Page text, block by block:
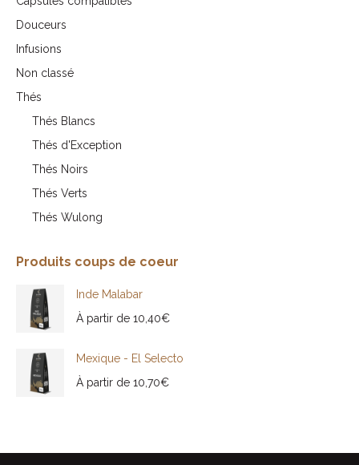
Douceurs
Infusions
Non classé
Thés
Thés Blancs
Thés d'Exception
Thés Noirs
Thés Verts
Thés Wulong
Produits coups de coeur
Inde Malabar
À partir de 10,40€
Mexique - El Selecto
À partir de 10,70€